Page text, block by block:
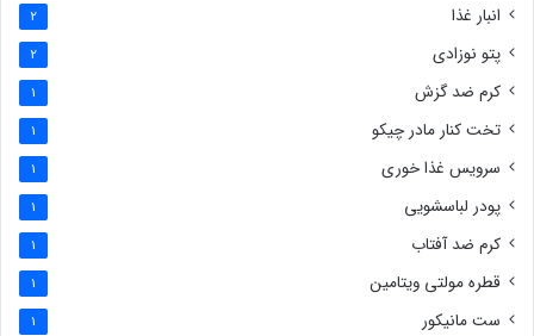
انبار غذا 2
پتو نوزادی 2
کرم ضد گزش 1
تخت کنار مادر چیکو 1
سرویس غذا خوری 1
پودر لباسشویی 1
کرم ضد آفتاب 1
قطره مولتی ویتامین 1
ست مانیکور 1